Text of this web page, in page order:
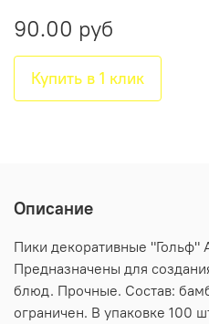
90.00 руб
Купить в 1 клик
Описание
Пики декоративные "Гольф"
Предназначены для
блюд. Прочные. Состав:
ограничен. В упаковке 100